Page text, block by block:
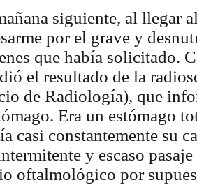
siguiente, al llegar
por el grave y
que había solicitado.
el resultado de la
de Radiología), que
Era un estómago
casi constantemente su
y escaso
oftalmológico por